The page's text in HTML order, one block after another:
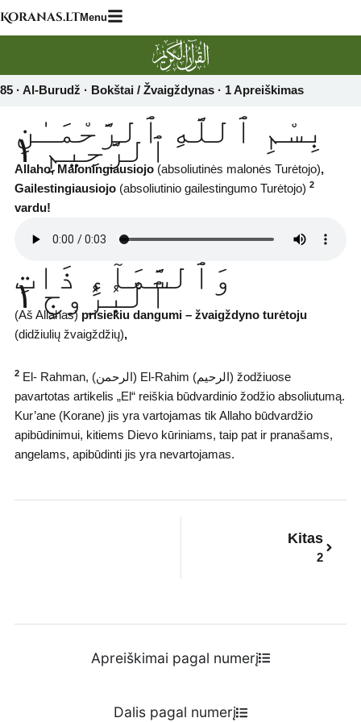
Skip
to
Koranas.ltMenu
85 · Al-Burudž · Bokštai / Žvaigždynas · 1 Apreiškimas‎
بِسْمِ ٱللَّهِ ٱلرَّحْمَـٰنِ
ٱلرَّحِيمِ ١
Allaho, Maloningiausiojo(absoliutinės malonės Turėtojo),
Gailestingiausiojo (absoliutinio gailestingumo Turėtojo) 2
vardu!
وَٱلسَّمَآءِ ذَاتِ
ٱلْبُرُوجِ ١
(Aš Allahas) prisiekiu dangumi – žvaigždyno turėtoju
(didžiulių žvaigždžių),
2El- Rahman, (ﺍﻟﺮﺣﻤﻦ) El-Rahim (ﺍﻟﺮﺣﻴﻢ) žodžiuose
pavartotas artikelis „El“ reiškia būdvardinio žodžio absoliutumą.
Kur’ane (Korane) jis yra vartojamas tik Allaho būdvardžio
apibūdinimui, kitiems Dievo kūriniams, taip pat ir pranašams,
angelams, apibūdinti jis yra nevartojamas.
Kitas
2
Apreiškimai pagal numerį
Dalis pagal numerį